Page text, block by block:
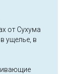
от Сухума
ущелье, в